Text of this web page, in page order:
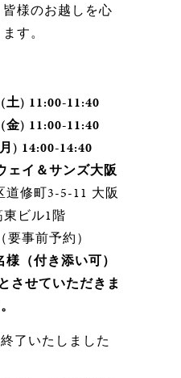
様のお越しを心
す。
) 11:00-11:40
11:40
) 14:00-14:40
イ＆サンズ大阪
道修町3-5-11 大阪
ビル1階
要事前予約）
（付き添い可）
させていただきま
了いたしました